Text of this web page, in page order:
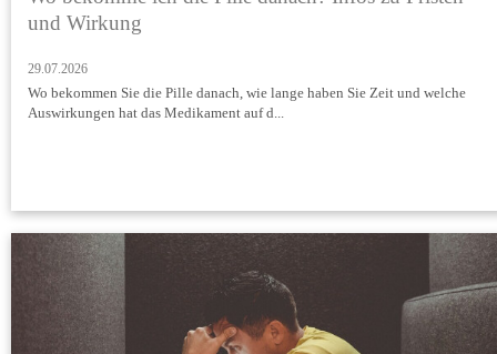
und Wirkung
29.07.2026
Wo bekommen Sie die Pille danach, wie lange haben Sie Zeit und welche
Auswirkungen hat das Medikament auf d...